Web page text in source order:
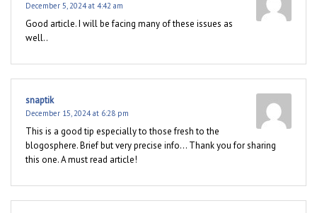
December 5, 2024 at 4:42 am
Good article. I will be facing many of these issues as
well..
snaptik
December 15, 2024 at 6:28 pm
This is a good tip especially to those fresh to the
blogosphere. Brief but very precise info… Thank you for sharing
this one. A must read article!